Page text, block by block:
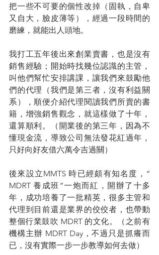
把一些不可要的個性改掉（固執，自卑
又自大，臉皮薄等），經過一段時間的
磨練，就能出人頭地。
我打工五年後出來創業賣書，也是沒有
銷售經驗；開始時找幾位認識的主管，
叫他們幫忙安排講課，讓我們來鼓勵他
們的代理（我們是第三者，沒有利益關
系），順便介紹代理閱讀我們所賣的書
籍，增強銷售觀念，就這樣做了十年，
還算順利。（開業後的第三年，因為不
懂現金流，導致公司無法發花紅過年，
只好向好友借六萬令吉過關）
後來設立MMTS 時已經頗有知名度，“
MDRT 養成班”一炮而紅，開辦了十多
年，成功培養了一批精英，很多主管和
代理到目前還是業界的佼佼者，也帶動
整個行業鼓吹 MDRT 的文化。（之前有
機構主辦 MDRT Day，不過只是抓癢而
已，沒有實際一步一步教導如何去做）